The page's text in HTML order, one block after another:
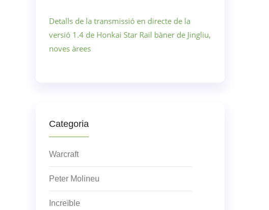
Detalls de la transmissió en directe de la
versió 1.4 de Honkai Star Rail bàner de Jingliu,
noves àrees
Categoria
Warcraft
Peter Molineu
Increïble